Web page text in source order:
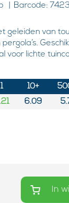
Barcode:
geleiden van
voor lichte
1
10+
6.09
In